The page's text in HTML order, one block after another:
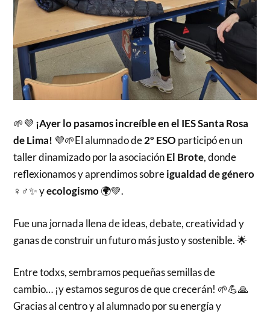
🌱💜 ¡Ayer lo pasamos increíble en el IES Santa Rosa
de Lima! 💜🌱El alumnado de2º ESO participó en un
taller dinamizado por la asociaciónEl Brote, donde
reflexionamos y aprendimos sobreigualdad de género
♀️♂️✨ yecologismo🌍💚.
Fue una jornada llena de ideas, debate, creatividad y
ganas de construir un futuro más justo y sostenible. 🌟
Entre todxs, sembramos pequeñas semillas de
cambio… ¡y estamos seguros de que crecerán! 🌱💪🙏
Gracias al centro y al alumnado por su energía y